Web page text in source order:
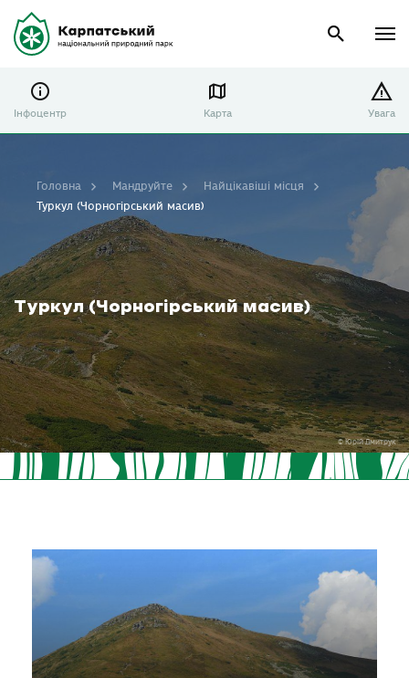
Інфоцентр Карта Увага
Туркул (Чорногірський масив)
Головна Мандруйте
Найцікавіші місця
Туркул (Чорногірський масив)
© Юрій Дмитрук